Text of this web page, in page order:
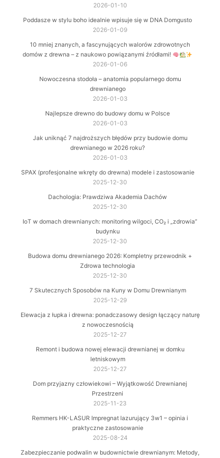
2026-01-10
Poddasze w stylu boho idealnie wpisuje się w DNA Domgusto
2026-01-09
10 mniej znanych, a fascynujących walorów zdrowotnych
domów z drewna – z naukowo powiązanymi źródłami!
2026-01-06
Nowoczesna stodoła – anatomia popularnego domu
drewnianego
2026-01-03
Najlepsze drewno do budowy domu w Polsce
2026-01-03
Jak uniknąć 7 najdroższych błędów przy budowie domu
drewnianego w 2026 roku?
2026-01-03
SPAX (profesjonalne wkręty do drewna) modele i zastosowanie
2025-12-30
Dachologia: Prawdziwa Akademia Dachów
2025-12-30
IoT w domach drewnianych: monitoring wilgoci, CO₂ i „zdrowia”
budynku
2025-12-30
Budowa domu drewnianego 2026: Kompletny przewodnik +
Zdrowa technologia
2025-12-30
7 Skutecznych Sposobów na Kuny w Domu Drewnianym
2025-12-29
Elewacja z łupka i drewna: ponadczasowy design łączący naturę
z nowoczesnością
2025-12-27
Remont i budowa nowej elewacji drewnianej w domku
letniskowym
2025-12-27
Dom przyjazny człowiekowi – Wyjątkowość Drewnianej
Przestrzeni
2025-11-23
Remmers HK-LASUR Impregnat lazurujący 3w1 – opinia i
praktyczne zastosowanie
2025-08-24
Zabezpieczanie podwalin w budownictwie drewnianym: Metody,